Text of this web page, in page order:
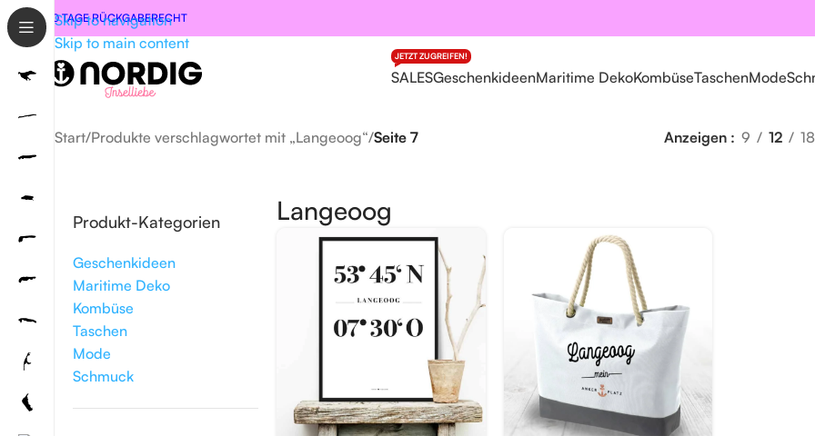
Skip to navigation
Skip to main content
30 TAGE RÜCKGABERECHT
SALES
JETZT ZUGREIFEN!
GeschenkideenMaritime DekoKombüseTaschenMode
Start/Produkte verschlagwortet mit „Langeoog“/Seite 7 Anzeigen 9 12 18
Produkt-Kategorien
Geschenkideen
Maritime Deko
Kombüse
Taschen
Mode
Schmuck
Langeoog